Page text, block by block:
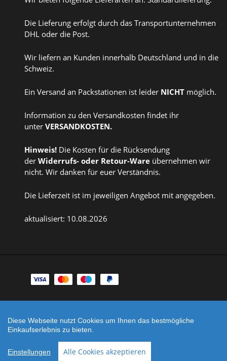
Die Lieferung erfolgt durch das Transportunternehmen
DHL oder die Post.
Wir liefern an Kunden innerhalb Deutschland und in die
Schweiz.
Ein Versand an Packstationen ist leider NICHT möglich.
Information zu den Versandkosten findet ihr
unter VERSANDKOSTEN.
Hinweis! Die Kosten für die Rücksendung
der Widerrufs- oder Retour-Ware übernehmen wir
nicht. Wir danken für euer Verständnis.
Die Lieferzeit ist im jeweiligen Angebot mit angegeben.
aktualisiert: 10.08.2026
Zahlungsarten
Shop erstellt mit
VersaCommerce.
Besuche uns auch auf lieber-
Diese Webseite nutzt Cookies um Ihnen das bestmögliche
Einkaufserlebnis zu bieten.
Einstellungen Alle Cookies akzeptieren